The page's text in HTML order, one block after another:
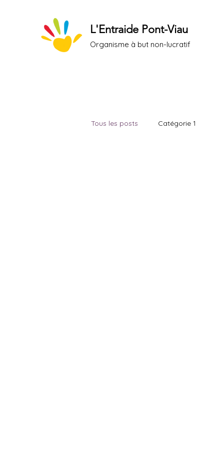
L'Entraide Pont-Viau
Organisme à but non-lucratif
Tous les posts Catégorie 1